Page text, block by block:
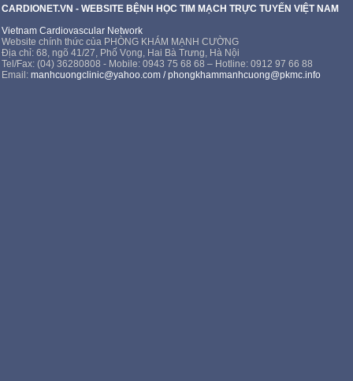
CARDIONET.VN - WEBSITE BỆNH HỌC TIM MẠCH TRỰC TUYẾN VIỆT NAM
Vietnam Cardiovascular Network
Website chính thức của PHÒNG KHÁM MẠNH CƯỜNG
Địa chỉ: 68, ngõ 41/27, Phố Vọng, Hai Bà Trưng, Hà Nội
Tel/Fax: (04) 36280808 - Mobile: 0943 75 68 68 – Hotline: 0912 97 66 88
Email:manhcuongclinic@yahoo.com /phongkhammanhcuong@pkmc.info